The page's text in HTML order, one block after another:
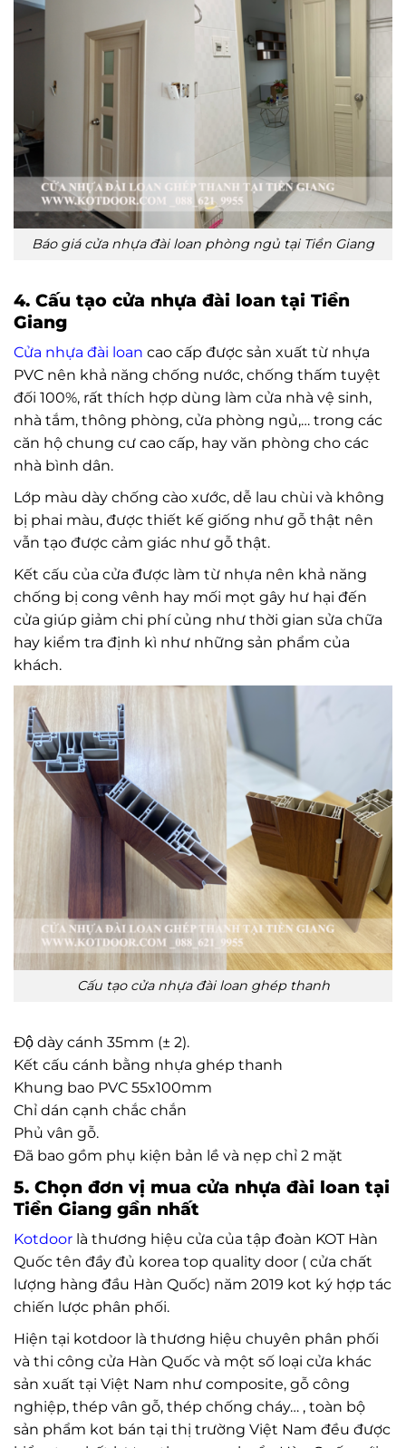
Báo giá cửa nhựa đài loan phòng ngủ tại Tiền Giang
4. Cấu tạo cửa nhựa đài loan tại Tiền
Giang
Cửa nhựa đài loan cao cấp được sản xuất từ nhựa
PVC nên khả năng chống nước, chống thấm tuyệt
đối 100%, rất thích hợp dùng làm cửa nhà vệ sinh,
nhà tắm, thông phòng, cửa phòng ngủ,… trong các
căn hộ chung cư cao cấp, hay văn phòng cho các
nhà bình dân.
Lớp màu dày chống cào xước, dễ lau chùi và không
bị phai màu, được thiết kế giống như gỗ thật nên
vẫn tạo được cảm giác như gỗ thật.
Kết cấu của cửa được làm từ nhựa nên khả năng
chống bị cong vênh hay mối mọt gây hư hại đến
cửa giúp giảm chi phí củng như thời gian sửa chữa
hay kiểm tra định kì như những sản phẩm của
khách.
Cấu tạo cửa nhựa đài loan ghép thanh
Độ dày cánh 35mm (± 2).
Kết cấu cánh bằng nhựa ghép thanh
Khung bao PVC 55x100mm
Chỉ dán cạnh chắc chắn
Phủ vân gỗ.
Đã bao gồm phụ kiện bản lề và nẹp chỉ 2 mặt
5. Chọn đơn vị mua cửa nhựa đài loan tại
Tiền Giang gần nhất
Kotdoor là thương hiệu cửa của tập đoàn KOT Hàn
Quốc tên đầy đủ korea top quality door ( cửa chất
lượng hàng đầu Hàn Quốc) năm 2019 kot ký hợp tác
chiến lược phân phối.
Hiện tại kotdoor là thương hiệu chuyên phân phối
và thi công cửa Hàn Quốc và một số loại cửa khác
sản xuất tại Việt Nam như composite, gỗ công
nghiệp, thép vân gỗ, thép chống cháy… , toàn bộ
sản phẩm kot bán tại thị trường Việt Nam đều được